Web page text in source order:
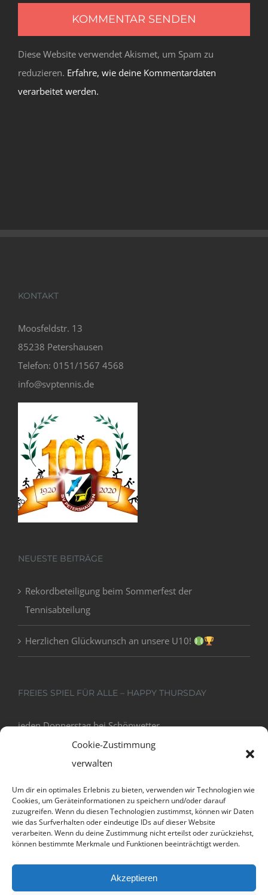
Cookie-Zustimmung
verwalten
Um dir ein optimales Erlebnis zu bieten, verwenden wir Technologien wie
Cookies, um Geräteinformationen zu speichern und/oder darauf
zuzugreifen. Wenn du diesen Technologien zustimmst, können wir Daten
wie das Surfverhalten oder eindeutige IDs auf dieser Website
verarbeiten. Wenn du deine Zustimmung nicht erteilst oder zurückziehst,
können bestimmte Merkmale und Funktionen beeinträchtigt werden.
Akzeptieren
Diese Website verwendet Akismet, um Spam zu
reduzieren. Erfahre, wie deine Kommentardaten
verarbeitet werden.
KONTAKT
Moosfeldstr. 13
85238 Petershausen
Telefon: 0151/1567 4568
info@svptennis.de
NEUESTE BEITRÄGE
Rekordbeteiligung beim Sommerfest der
Tennisabteilung
Herzlichen Glückwunsch an unsere U10!
FREIES SPIEL FÜR ALLE – HAPPY THURSDAY
jeden Donnerstag bei Schönwetter
18:00 - 20:00
Datenschutz und Cookies: Diese Website verwendet Cookies. Wenn du